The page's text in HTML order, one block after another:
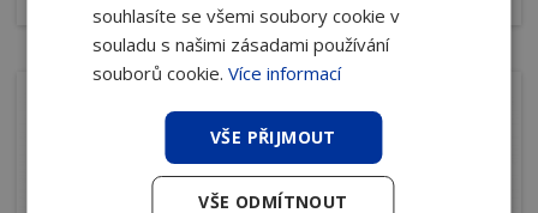
souhlasíte se všemi soubory cookie v
souladu s našimi zásadami používání
souborů cookie. Více informací
VŠE PŘIJMOUT
VŠE ODMÍTNOUT